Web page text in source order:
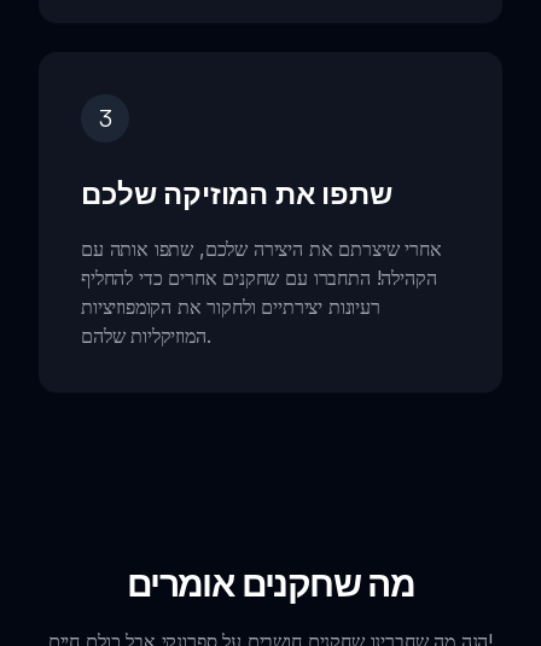
3
שתפו את המוזיקה שלכם
אחרי שיצרתם את היצירה שלכם, שתפו אותה עם
הקהילה! התחברו עם שחקנים אחרים כדי להחליף
רעיונות יצירתיים ולחקור את הקומפוזיציות
המוזיקליות שלהם.
מה שחקנים אומרים
הנה מה שחברינו שחקנים חושבים על סְפרונקי אבל כולם חיים!